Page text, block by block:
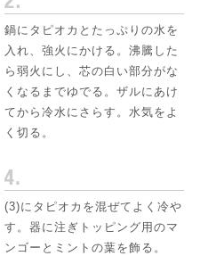
鍋にタピオカとたっぷりの水を
入れ、強火にかける。沸騰した
ら弱火にし、芯の白い部分がな
くなるまでゆでる。ザルにあけ
てから冷水にさらす。水気をよ
く切る。
(3)にタピオカを混ぜてよく冷や
す。器に注ぎトッピング用のマ
ンゴーとミントの葉を飾る。